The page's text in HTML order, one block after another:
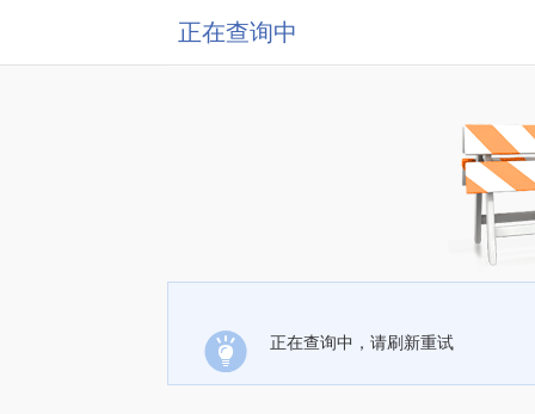
正在查询中
正在查询中，请刷新重试